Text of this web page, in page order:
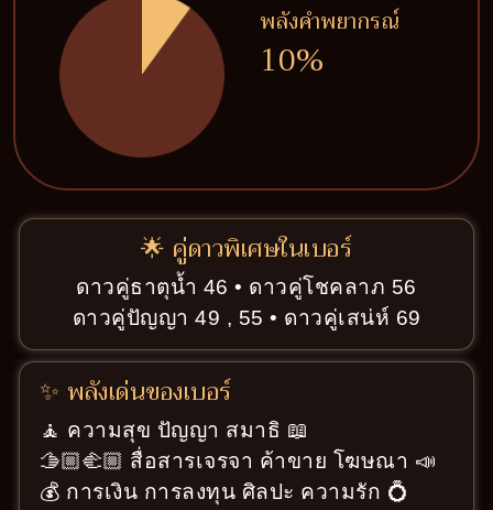
พลังคำพยากรณ์
10%
🌟 คู่ดาวพิเศษในเบอร์
ดาวคู่ธาตุน้ำ 46 • ดาวคู่โชคลาภ 56
ดาวคู่ปัญญา 49 , 55 • ดาวคู่เสน่ห์ 69
✨ พลังเด่นของเบอร์
🧘 ความสุข ปัญญา สมาธิ 📖
🫱🏼‍🫲🏼 สื่อสารเจรจา ค้าขาย โฆษณา 📣
💰 การเงิน การลงทุน ศิลปะ ความรัก 💍